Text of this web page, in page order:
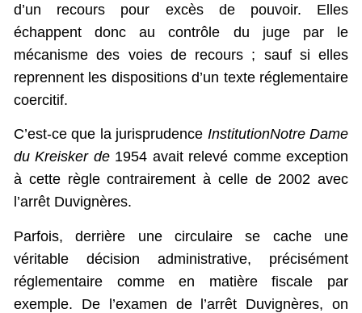
d’un recours pour excès de pouvoir. Elles
échappent donc au contrôle du juge par le
mécanisme des voies de recours ; sauf si elles
reprennent les dispositions d’un texte réglementaire
coercitif.
C’est-ce que la jurisprudence InstitutionNotre Dame
du Kreisker de 1954 avait relevé comme exception
à cette règle contrairement à celle de 2002 avec
l’arrêt Duvignères.
Parfois, derrière une circulaire se cache une
véritable décision administrative, précisément
réglementaire comme en matière fiscale par
exemple. De l’examen de l’arrêt Duvignères, on